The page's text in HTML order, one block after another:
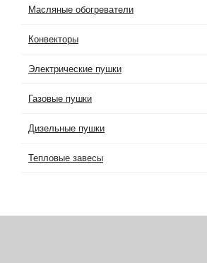
Масляные обогреватели
Конвекторы
Электрические пушки
Газовые пушки
Дизельные пушки
Тепловые завесы